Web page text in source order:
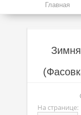
Масло с
Главная
На странице: